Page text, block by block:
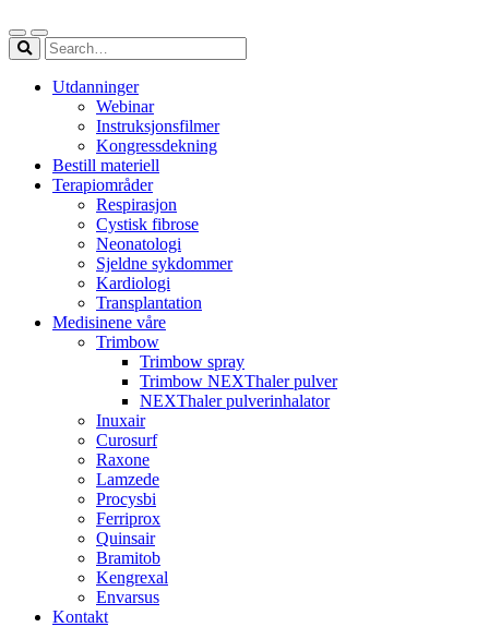
Utdanninger
Webinar
Instruksjonsfilmer
Kongressdekning
Bestill materiell
Terapiområder
Respirasjon
Cystisk fibrose
Neonatologi
Sjeldne sykdommer
Kardiologi
Transplantation
Medisinene våre
Trimbow
Trimbow spray
Trimbow NEXThaler pulver
NEXThaler pulverinhalator
Inuxair
Curosurf
Raxone
Lamzede
Procysbi
Ferriprox
Quinsair
Bramitob
Kengrexal
Envarsus
Kontakt